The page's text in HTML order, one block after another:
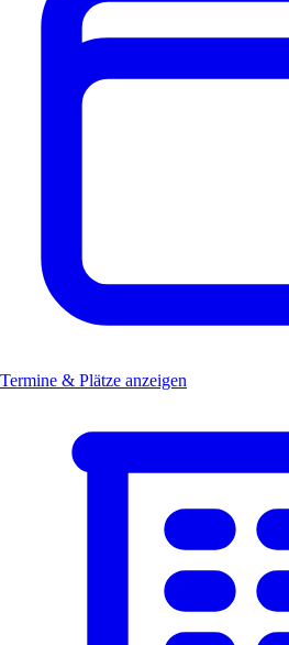
Termine & Plätze anzeigen